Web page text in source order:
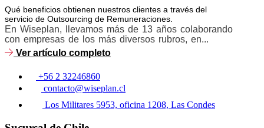
Qué beneficios obtienen nuestros clientes a través del
servicio de Outsourcing de Remuneraciones.
En Wiseplan, llevamos más de 13 años colaborando
con empresas de los más diversos rubros, en...
Ver artículo completo
+56 2 32246860
contacto@wiseplan.cl
Los Militares 5953, oficina 1208, Las Condes